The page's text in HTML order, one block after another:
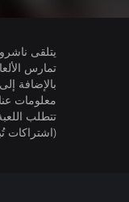
تمارس
بالإضافة
معلومات
(اشتراكات